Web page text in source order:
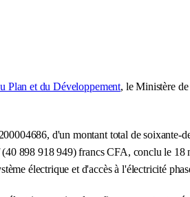
Plan et du Développement, le Ministère
d'un montant total de
898 918 949) francs CFA, conclu le
électrique et d'accès à l'électricité